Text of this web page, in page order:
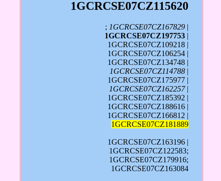
1GCRCSE07CZ115620
; 1GCRCSE07CZ167829 |
1GCRCSE07CZ197753 |
1GCRCSE07CZ109218 |
1GCRCSE07CZ106254 |
1GCRCSE07CZ134748 |
1GCRCSE07CZ114788 |
1GCRCSE07CZ175977 |
1GCRCSE07CZ162257|
1GCRCSE07CZ185392 |
1GCRCSE07CZ188616 |
1GCRCSE07CZ166812 |
1GCRCSE07CZ181889
1GCRCSE07CZ163196 |
1GCRCSE07CZ122583;
1GCRCSE07CZ179916;
1GCRCSE07CZ163084